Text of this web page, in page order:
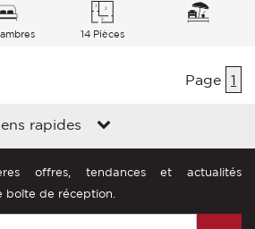
14 Pièces
Page 1
rapides
offres, tendances et actualités
boîte de réception.